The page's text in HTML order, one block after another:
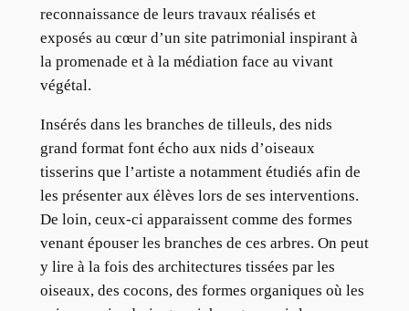
reconnaissance de leurs travaux réalisés et
exposés au cœur d’un site patrimonial inspirant à
la promenade et à la médiation face au vivant
végétal.
Insérés dans les branches de tilleuls, des nids
grand format font écho aux nids d’oiseaux
tisserins que l’artiste a notamment étudiés afin de
les présenter aux élèves lors de ses interventions.
De loin, ceux-ci apparaissent comme des formes
venant épouser les branches de ces arbres. On peut
y lire à la fois des architectures tissées par les
oiseaux, des cocons, des formes organiques où les